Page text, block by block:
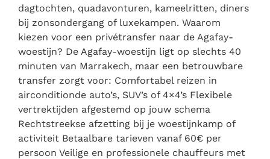
dagtochten, quadavonturen, kameelritten, diners
bij zonsondergang of luxekampen. Waarom
kiezen voor een privétransfer naar de Agafay-
woestijn? De Agafay-woestijn ligt op slechts 40
minuten van Marrakech, maar een betrouwbare
transfer zorgt voor: Comfortabel reizen in
airconditionde auto’s, SUV’s of 4×4’s Flexibele
vertrektijden afgestemd op jouw schema
Rechtstreekse afzetting bij je woestijnkamp of
activiteit Betaalbare tarieven vanaf 60€ per
persoon Veilige en professionele chauffeurs met